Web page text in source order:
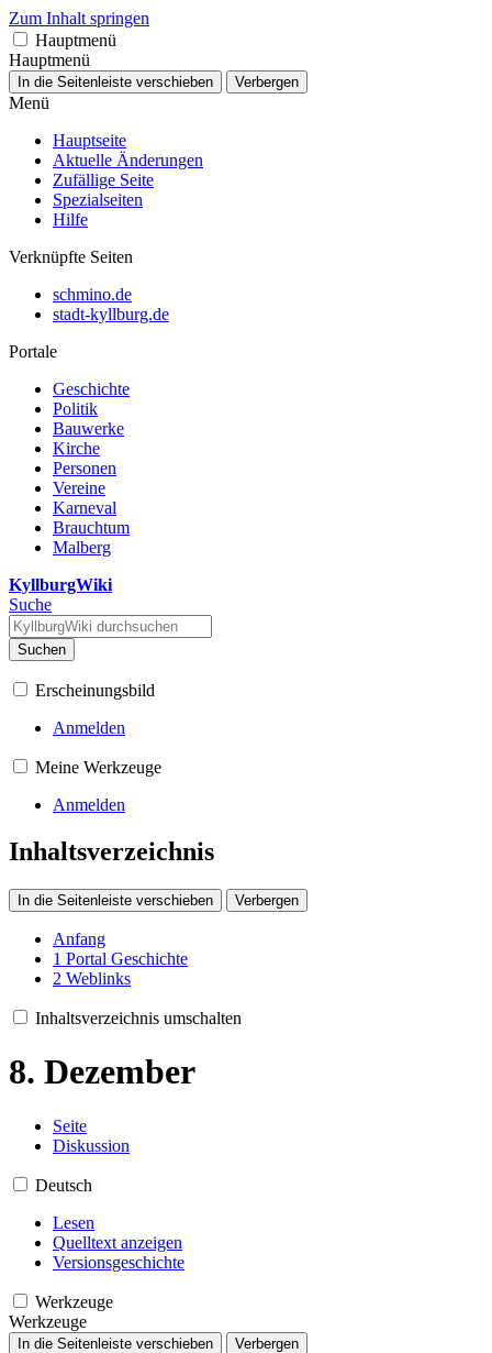
Zum Inhalt springen
Hauptmenü
Hauptmenü
In die Seitenleiste verschieben Verbergen
Menü
Hauptseite
Aktuelle Änderungen
Zufällige Seite
Spezialseiten
Hilfe
Verknüpfte Seiten
schmino.de
stadt-kyllburg.de
Portale
Geschichte
Politik
Bauwerke
Kirche
Personen
Vereine
Karneval
Brauchtum
Malberg
KyllburgWiki
Suche
Suchen
Erscheinungsbild
Anmelden
Meine Werkzeuge
Anmelden
Inhaltsverzeichnis
In die Seitenleiste verschieben Verbergen
Anfang
1 Portal Geschichte
2 Weblinks
Inhaltsverzeichnis umschalten
8. Dezember
Seite
Diskussion
Deutsch
Lesen
Quelltext anzeigen
Versionsgeschichte
Werkzeuge
Werkzeuge
In die Seitenleiste verschieben Verbergen